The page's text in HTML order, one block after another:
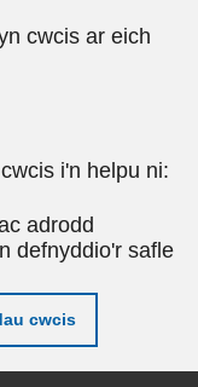
cwcis ar eich
i'n helpu ni:
adrodd
defnyddio'r safle
cwcis